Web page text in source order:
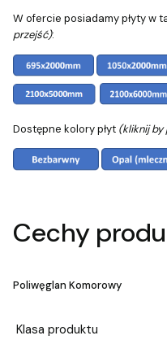
W ofercie posiadamy płyty w
przejść):
Dostępne kolory płyt (kliknij by
Cechy
Poliwęglan Komorowy
Klasa produktu